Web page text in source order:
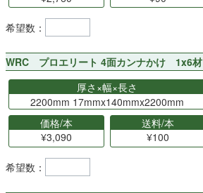
希望数：
WRC プロエリート 4面カンナかけ 1x6材
厚さ×幅×長さ
2200mm 17mmx140mmx2200mm
価格/本
¥3,090
送料/本
¥100
希望数：